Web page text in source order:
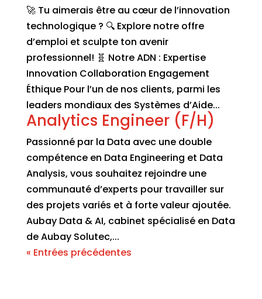
🚀 Tu aimerais être au cœur de l’innovation
technologique ? 🔍 Explore notre offre
d’emploi et sculpte ton avenir
professionnel! 🧬 Notre ADN : Expertise
Innovation Collaboration Engagement
Éthique Pour l’un de nos clients, parmi les
leaders mondiaux des Systèmes d’Aide...
Analytics Engineer (F/H)
Passionné par la Data avec une double
compétence en Data Engineering et Data
Analysis, vous souhaitez rejoindre une
communauté d’experts pour travailler sur
des projets variés et à forte valeur ajoutée.
Aubay Data & AI, cabinet spécialisé en Data
de Aubay Solutec,...
« Entrées précédentes